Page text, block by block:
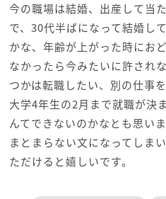
今の職場は結婚、出産して当
で、30代半ばになって結婚し
かな、年齢が上がった時にお
なかったら今みたいに許され
つかは転職したい、別の仕事
大学4年生の2月まで就職が決
んてできないのかなとも思いま
まとまらない文になってしま
ただけると嬉しいです。